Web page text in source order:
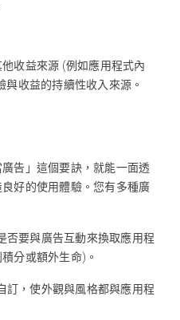
收益來源 (例如應用程式內
收益的持續性收入來源。
告」這個要訣，就能一面透
好的使用體驗。您有多種廣
否要與廣告互動來換取應用程
分或額外生命)。
訂，使外觀與風格都與應用程